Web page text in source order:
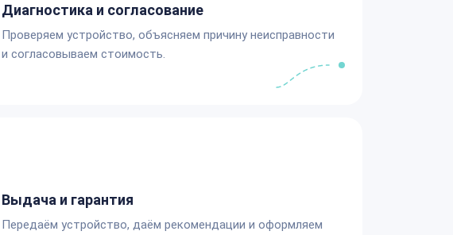
Диагностика и согласование
Проверяем устройство, объясняем причину неисправности
и согласовываем стоимость.
Выдача и гарантия
Передаём устройство, даём рекомендации и оформляем